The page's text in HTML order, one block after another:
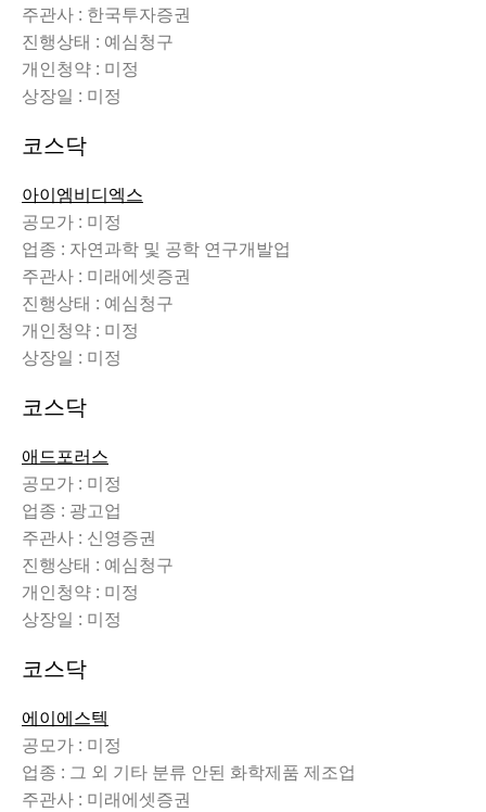
주관사 : 한국투자증권
진행상태 : 예심청구
개인청약 : 미정
상장일 : 미정
코스닥
아이엠비디엑스
공모가 : 미정
업종 : 자연과학 및 공학 연구개발업
주관사 : 미래에셋증권
진행상태 : 예심청구
개인청약 : 미정
상장일 : 미정
코스닥
애드포러스
공모가 : 미정
업종 : 광고업
주관사 : 신영증권
진행상태 : 예심청구
개인청약 : 미정
상장일 : 미정
코스닥
에이에스텍
공모가 : 미정
업종 : 그 외 기타 분류 안된 화학제품 제조업
주관사 : 미래에셋증권